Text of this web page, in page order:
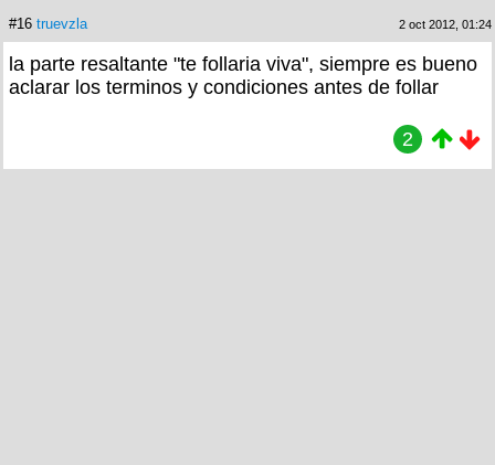
#16 truevzla 2 oct 2012, 01:24
la parte resaltante "te follaria viva", siempre es bueno
aclarar los terminos y condiciones antes de follar
2